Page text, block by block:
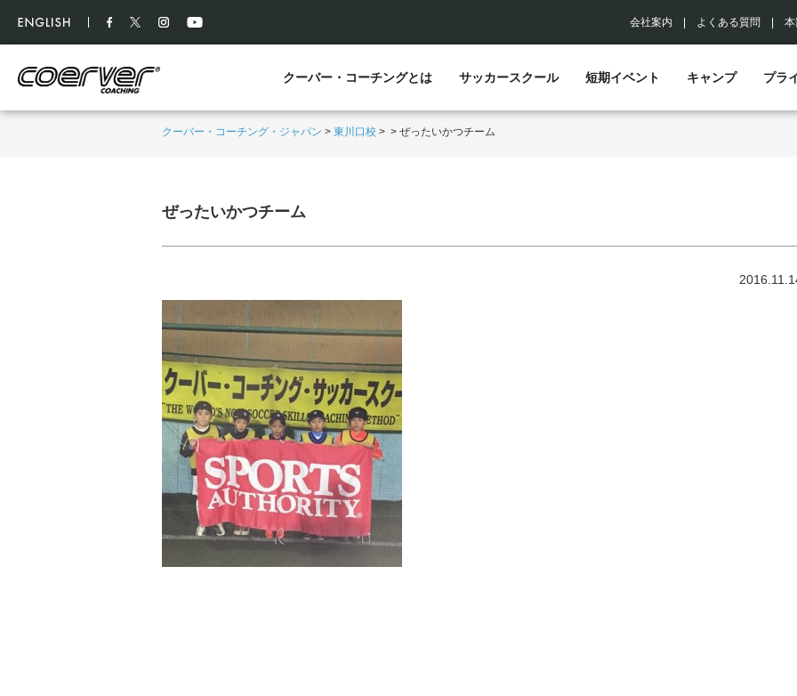
会社案内 よくある質問
クーバー・コーチングとは サッカースクール 短期イベント キャンプ プラ
クーバー・コーチング・ジャパン > 東川口校 > > ぜったいかつチーム
ぜったいかつチーム